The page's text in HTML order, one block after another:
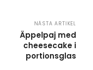
NÄSTA ARTIKEL
Äppelpaj med
cheesecake i
portionsglas